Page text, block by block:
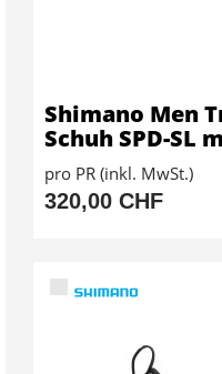
Shimano Men
Schuh SPD-SL
pro PR (inkl. MwSt.)
320,00 CHF